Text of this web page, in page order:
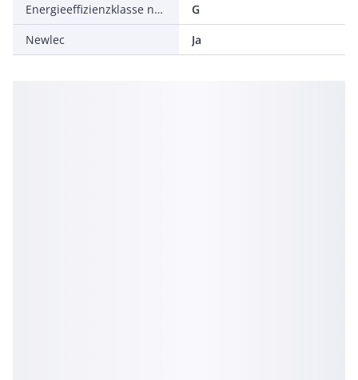
Energieeffizienzklasse nach EU-Richtlinie 2019/2015
G
Newlec
Ja